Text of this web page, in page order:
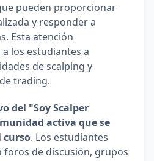
pueden proporcionar
y responder a
Esta atención
los estudiantes a
de scalping y
trading.
del "Soy Scalper
activa que se
curso. Los estudiantes
de discusión, grupos